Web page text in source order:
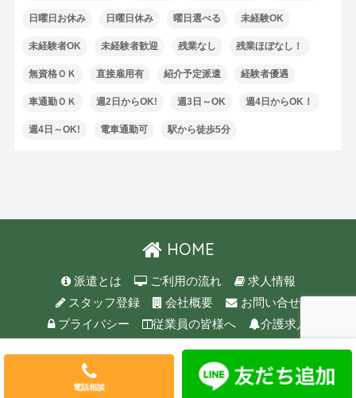
日曜日お休み 日曜日休み 曜日選べる 未経験OK
未経験者OK 未経験者歓迎 残業なし 残業ほぼなし！
無資格ＯＫ 直接雇用有 紹介予定派遣 経験者優遇
車通勤ＯＫ 週2日からOK! 週3日～OK 週4日からOK！
週4日～OK! 電車通勤可 駅から徒歩5分
HOME
派遣とは ご利用の流れ
求人情報
スタッフ登録
会社概要
お問い合せ
プライバシー
従業員の皆様へ 介護求人
© 2026 TASK CO., LTD. All rights reserved.
電話相談